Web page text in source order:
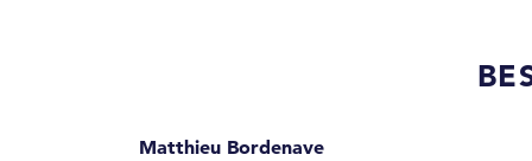
Matthieu Bordenave